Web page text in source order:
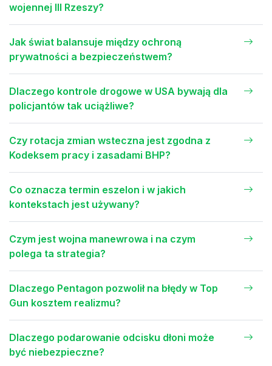
wojennej III Rzeszy?
Jak świat balansuje między ochroną
prywatności a bezpieczeństwem?
Dlaczego kontrole drogowe w USA bywają dla
policjantów tak uciążliwe?
Czy rotacja zmian wsteczna jest zgodna z
Kodeksem pracy i zasadami BHP?
Co oznacza termin eszelon i w jakich
kontekstach jest używany?
Czym jest wojna manewrowa i na czym
polega ta strategia?
Dlaczego Pentagon pozwolił na błędy w Top
Gun kosztem realizmu?
Dlaczego podarowanie odcisku dłoni może
być niebezpieczne?